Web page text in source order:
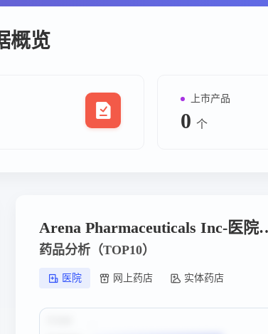
概览
上市产品
0 个
Arena
药品分析（TOP10）
医院 网上药店 实体药店